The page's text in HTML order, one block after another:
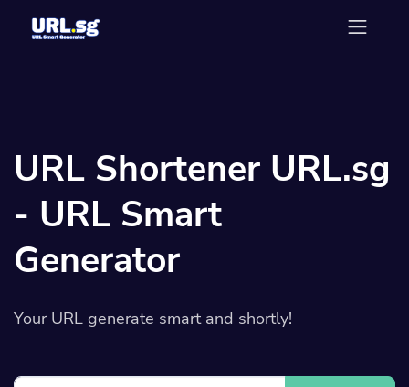
URL Shortener URL.sg
- URL Smart
Generator
Your URL generate smart and shortly!